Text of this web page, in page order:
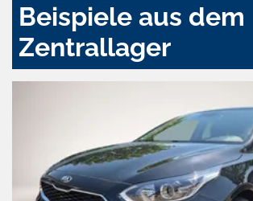
Beispiele aus dem
Zentrallager